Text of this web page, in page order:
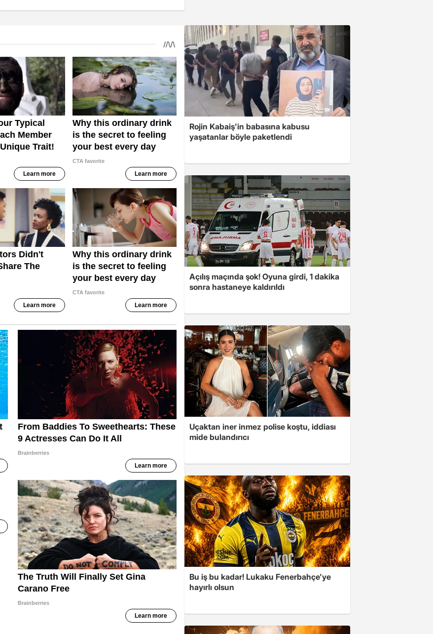
Rojin Kabaiş'in babasına kabusu
yaşatanlar böyle paketlendi
Açılış maçında şok! Oyuna girdi, 1 dakika
sonra hastaneye kaldırıldı
Uçaktan iner inmez polise koştu, iddiası
mide bulandırıcı
Bu iş bu kadar! Lukaku Fenerbahçe'ye
hayırlı olsun